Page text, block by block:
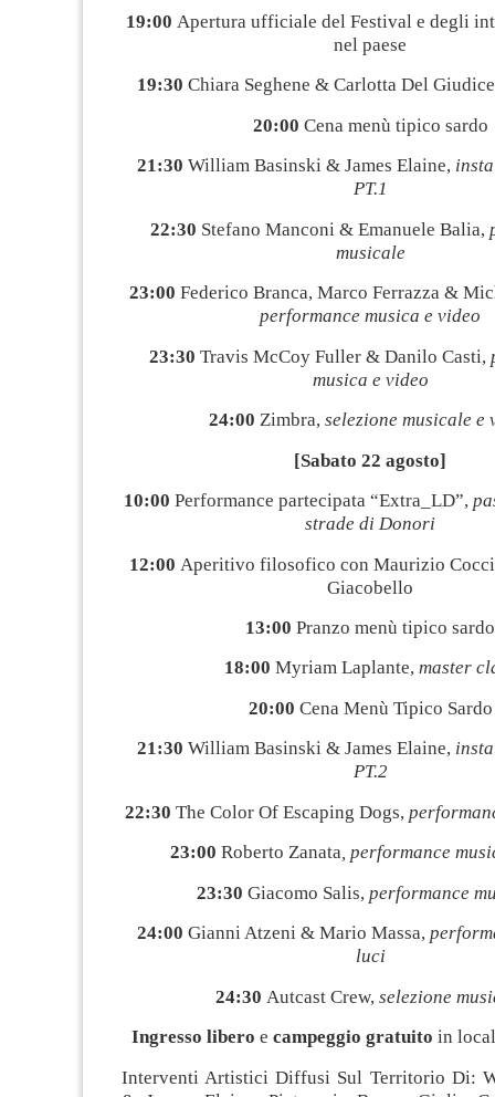
19:00 Apertura ufficiale del Festival e degli
nel paese
19:30 Chiara Seghene & Carlotta Del
20:00 Cena menù tipico sardo
21:30 William Basinski & James Elaine,
PT.1
22:30 Stefano Manconi & Emanuele Balia,
musicale
23:00 Federico Branca, Marco Ferrazza &
performance musica e video
23:30 Travis McCoy Fuller & Danilo Casti,
musica e video
24:00 Zimbra, selezione musicale e
[Sabato 22 agosto]
10:00 Performance partecipata “Extra_LD”,
strade di Donori
12:00 Aperitivo filosofico con Maurizio
Giacobello
13:00 Pranzo menù tipico sardo
18:00 Myriam Laplante, master
20:00 Cena Menù Tipico Sardo
21:30 William Basinski & James Elaine,
PT.2
22:30 The Color Of Escaping Dogs,
23:00 Roberto Zanata, performance
23:30 Giacomo Salis, performance
24:00 Gianni Atzeni & Mario Massa,
luci
24:30 Autcast Crew, selezione
Ingresso libero e campeggio gratuito in
Interventi Artistici Diffusi Sul Territorio Di: